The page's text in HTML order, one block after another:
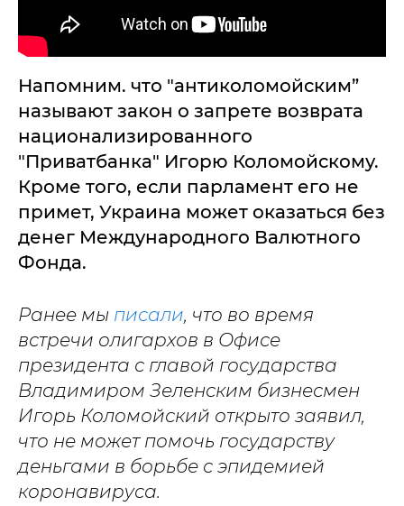
Напомним. что "антиколомойским”
называют закон о запрете возврата
национализированного
"Приватбанка" Игорю Коломойскому.
Кроме того, если парламент его не
примет, Украина может оказаться без
денег Международного Валютного
Фонда.
Ранее мы писали, что во время
встречи олигархов в Офисе
президента с главой государства
Владимиром Зеленским бизнесмен
Игорь Коломойский открыто заявил,
что не может помочь государству
деньгами в борьбе с эпидемией
коронавируса.